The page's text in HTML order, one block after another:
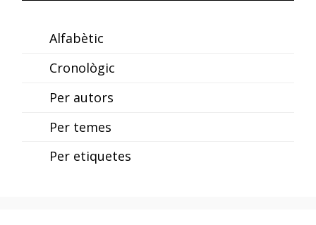
Alfabètic
Cronològic
Per autors
Per temes
Per etiquetes